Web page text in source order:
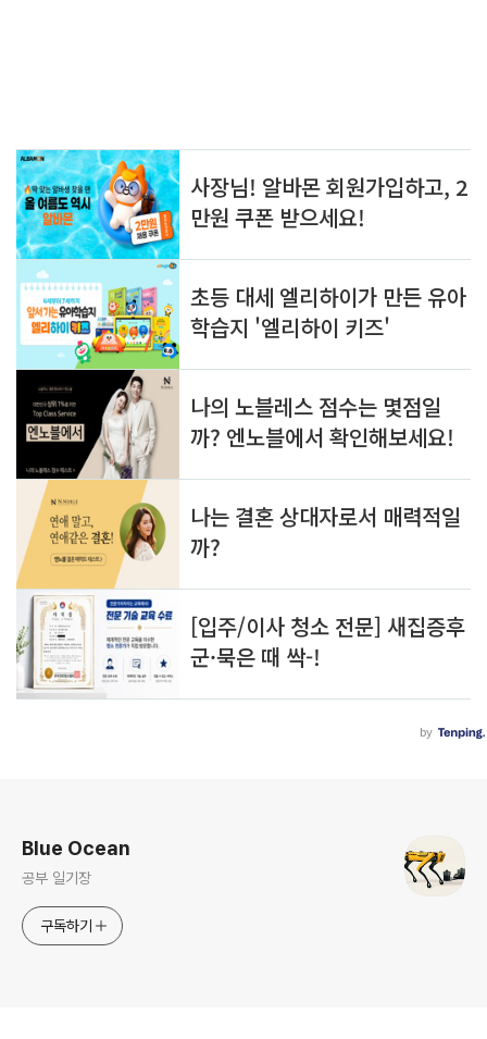
Blue Ocean
공부 일기장
구독하기